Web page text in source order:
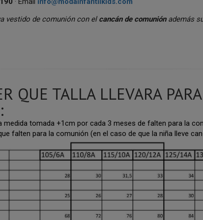
vestido de comunión con el cancán de comuniónademás
QUE TALLA LLEVARA
medida tomada +1cm por cada 3 meses de falten para la
falten para la comunión (en el caso de que la niña lleve